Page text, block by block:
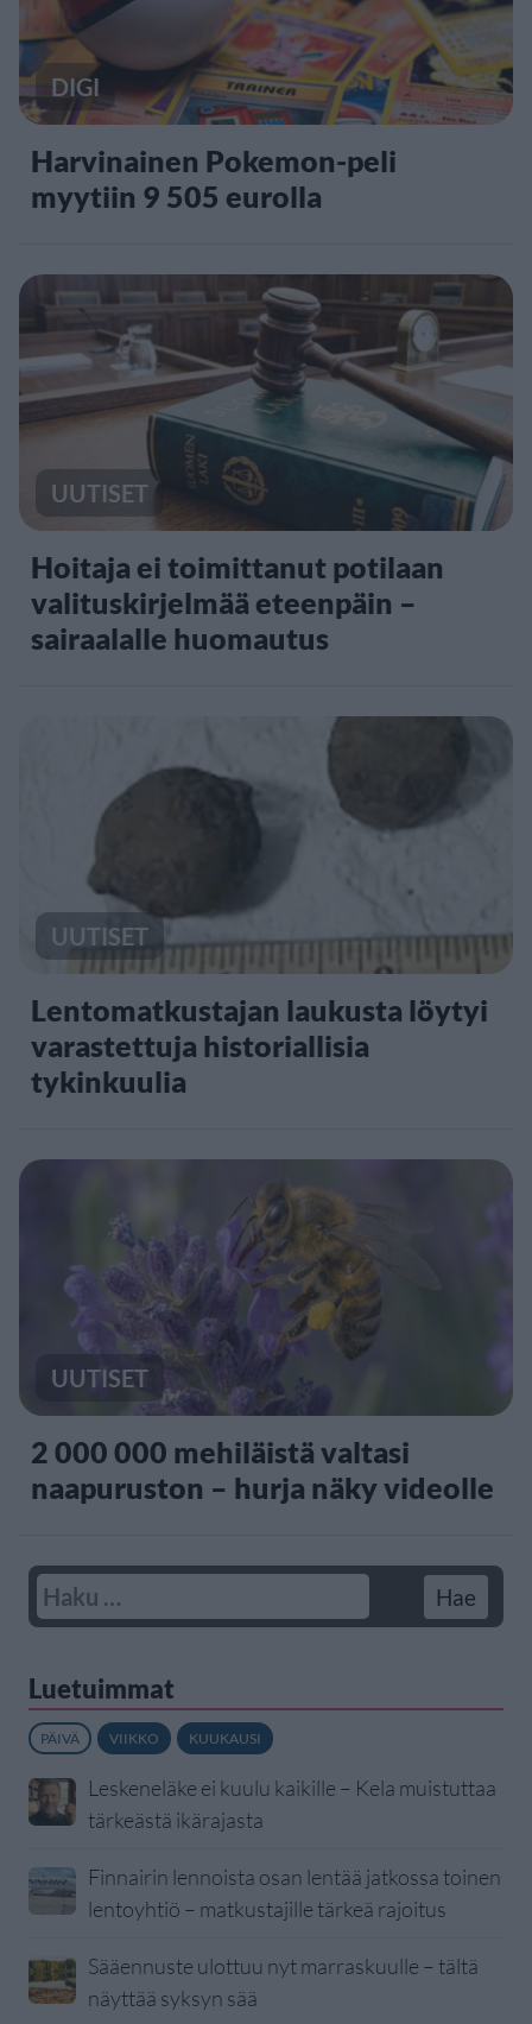
DIGI
Harvinainen Pokemon-peli
myytiin 9 505 eurolla
UUTISET
Hoitaja ei toimittanut potilaan
valituskirjelmää eteenpäin –
sairaalalle huomautus
UUTISET
Lentomatkustajan laukusta löytyi
varastettuja historiallisia
tykinkuulia
UUTISET
2 000 000 mehiläistä valtasi
naapuruston – hurja näky videolle
Luetuimmat
PÄIVÄ VIIKKO KUUKAUSI
Leskeneläke ei kuulu kaikille – Kela muistuttaa
tärkeästä ikärajasta
Finnairin lennoista osan lentää jatkossa toinen
lentoyhtiö – matkustajille tärkeä rajoitus
Sääennuste ulottuu nyt marraskuulle – tältä
näyttää syksyn sää